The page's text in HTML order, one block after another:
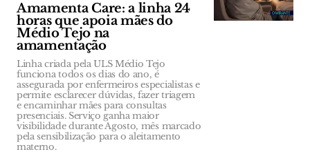
Amamenta Care: a linha 24
horas que apoia mães do
Médio Tejo na
amamentação
Linha criada pela ULS Médio Tejo
funciona todos os dias do ano, é
assegurada por enfermeiros especialistas e
permite esclarecer dúvidas, fazer triagem
e encaminhar mães para consultas
presenciais. Serviço ganha maior
visibilidade durante Agosto, mês marcado
pela sensibilização para o aleitamento
materno.